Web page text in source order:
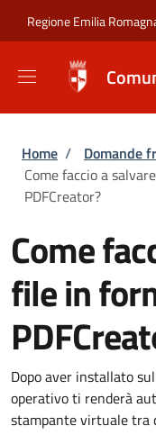
Regione Emilia
Briciole di
Home / Domande
Come faccio a
PDFCreator?
Come
file in
Dopo aver installato
operativo ti renderà
stampante virtuale tra